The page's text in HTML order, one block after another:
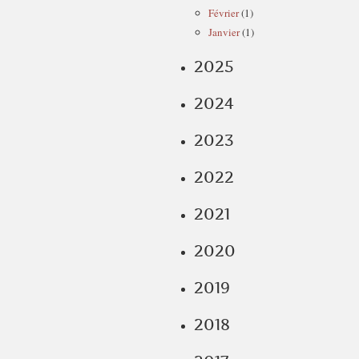
Février(1)
Janvier(1)
2025
2024
2023
2022
2021
2020
2019
2018